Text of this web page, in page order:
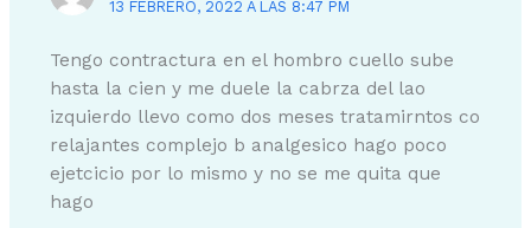
13 FEBRERO, 2022 A LAS 8:47 PM
Tengo contractura en el hombro cuello sube
hasta la cien y me duele la cabrza del lao
izquierdo llevo como dos meses tratamirntos co
relajantes complejo b analgesico hago poco
ejetcicio por lo mismo y no se me quita que
hago